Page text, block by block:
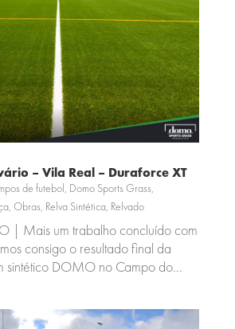
– Vila Real – Duraforce XT
de futebol Domo Sports Grass,
, Obras, Relva Sintética, Relvado
| Mais um trabalho concluído com
consigo o resultado final da
sintético DOMO no Campo do...